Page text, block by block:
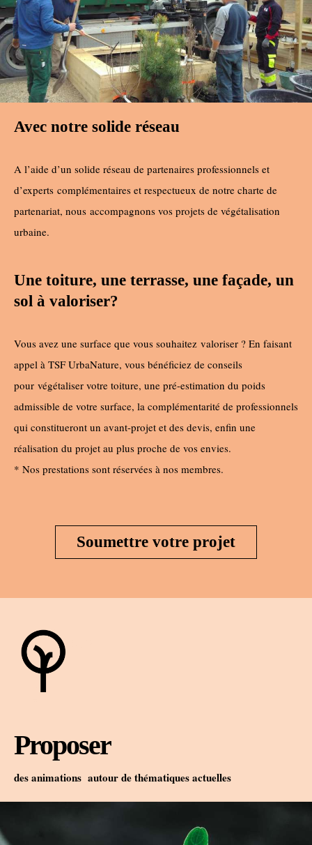
Avec notre solide réseau
A l’aide d’un solide réseau de partenaires professionnels et
d’experts complémentaires et respectueux de notre charte de
partenariat, nous accompagnons vos projets de végétalisation
urbaine.
Une toiture, une terrasse, une façade, un
sol à valoriser?
Vous avez une surface que vous souhaitez valoriser ? En faisant
appel à TSF UrbaNature, vous bénéficiez de conseils
pour végétaliser votre toiture, une pré-estimation du poids
admissible de votre surface, la complémentarité de professionnels
qui constitueront un avant-projet et des devis, enfin une
réalisation du projet au plus proche de vos envies.
* Nos prestations sont réservées à nos membres.
Soumettre votre projet
Proposer
des animations autour de thématiques actuelles